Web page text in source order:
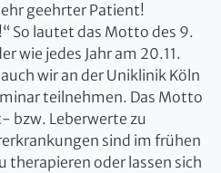
geehrter Patient!
So lautet das Motto des 9.
wie jedes Jahr am 20.11.
wir an der Uniklinik Köln
teilnehmen. Das Motto
bzw. Leberwerte zu
sind im frühen
therapieren oder lassen sich